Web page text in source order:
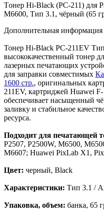
Tонер Hi-Black (PC-211) для
M6600, Тип 3.1, чёрный (65
Дополнительная информация
Тонер Hi-Black PC-211EV
высококачественный тонер
лазерных печатающих
для заправки совместимых
1600 стр., оригинальных
211EV, картриджей Huawei
обеспечивает насыщенный
заливку и стабильное
ресурса.
Подходит для печатающей
P2507, P2500W, M6500,
M6607; Huawei PixLab X1,
Цвет: черный, Black
Характеристики: Тип 3.1 /
Упаковка, объем: банка, 65